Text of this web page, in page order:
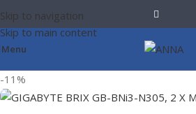
Skip to navigation
Skip to main content
Menu
-11%